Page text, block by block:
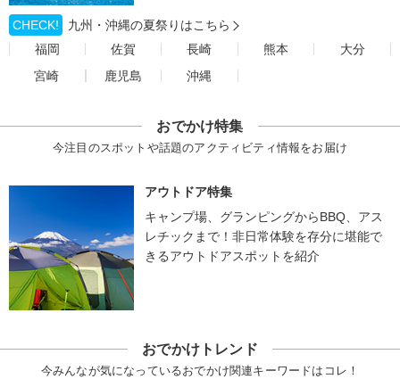
CHECK!
九州・沖縄の夏祭りはこちら
福岡
佐賀 長崎 熊本
大分
宮崎
鹿児島 沖縄
おでかけ特集
今注目のスポットや話題のアクティビティ情報をお届け
アウトドア特集
キャンプ場、グランピングからBBQ、アス
レチックまで！非日常体験を存分に堪能で
きるアウトドアスポットを紹介
おでかけトレンド
今みんなが気になっているおでかけ関連キーワードはコレ！